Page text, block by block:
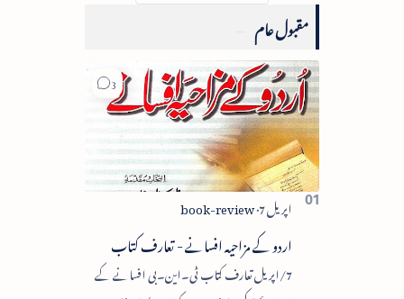
مقبول عام
اردو کے مزاحیہ افسانے - تعارف کتاب
7/اپریل تعارف کتاب ٹی۔این۔بی افسانے کے